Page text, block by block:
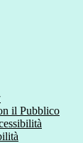
il Pubblico